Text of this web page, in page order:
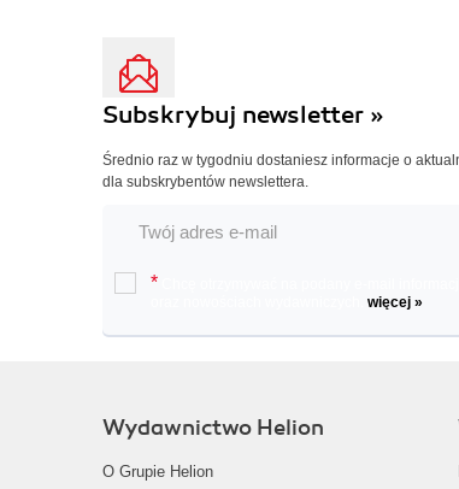
Subskrybuj newsletter »
Średnio raz w tygodniu dostaniesz informacje o
dla subskrybentów newslettera.
*
więcej »
Wydawnictwo Helion
O Grupie Helion